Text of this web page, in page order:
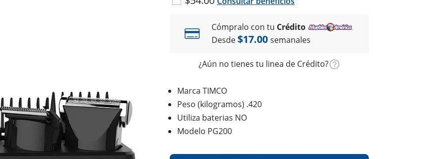
Cómpralo con tu Crédito
Desde$17.00 semanales
¿Aún no tienes tu linea de Crédito?
Marca TIMCO
Peso (kilogramos) .420
Utiliza baterias NO
Modelo PG200